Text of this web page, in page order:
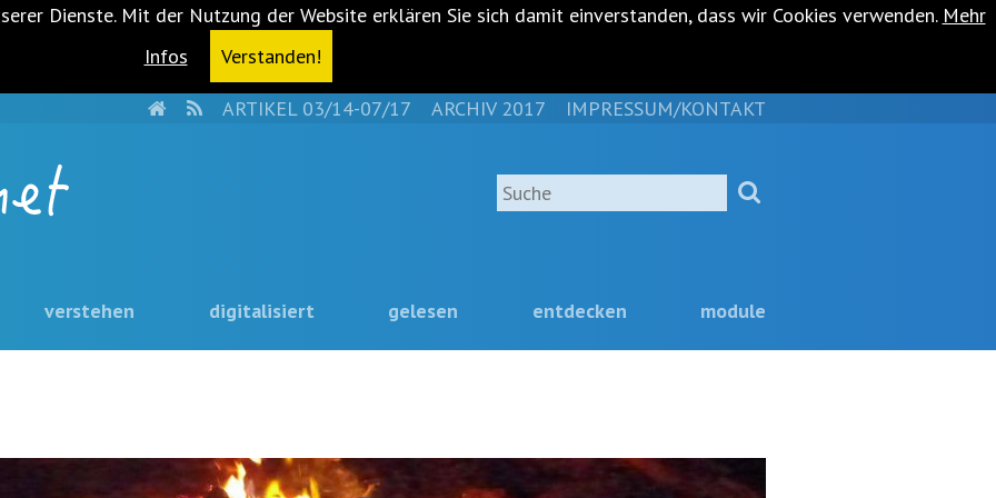
Dienste. Mit der Nutzung der Website erklären Sie sich damit einverstanden, dass wir Cookies verwenden. Mehr
Infos
Verstanden!
HOMERSSARTIKEL 03/14-07/17 ARCHIV 2017 IMPRESSUM/KONTAKT
Suche
verstehen digitalisiert gelesen entdecken module